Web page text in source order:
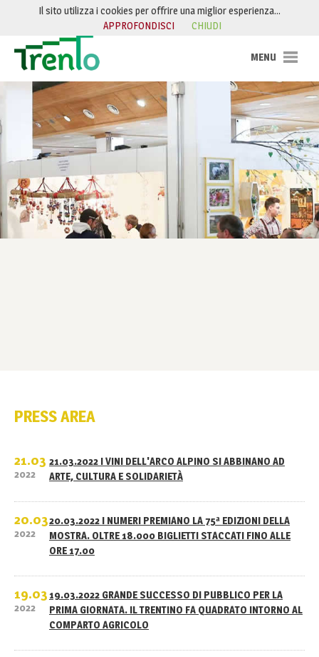
Salta al contenuto
PRESS AREA
21.03
2022
21.03.2022 I VINI DELL'ARCO ALPINO SI ABBINANO AD
ARTE, CULTURA E SOLIDARIETÀ
20.03
2022
20.03.2022 I NUMERI PREMIANO LA 75ª EDIZIONI DELLA
MOSTRA. OLTRE 18.000 BIGLIETTI STACCATI FINO ALLE
ORE 17.00
19.03
2022
19.03.2022 GRANDE SUCCESSO DI PUBBLICO PER LA
PRIMA GIORNATA. IL TRENTINO FA QUADRATO INTORNO AL
COMPARTO AGRICOLO
Il sito utilizza i cookies per offrire una miglior esperienza…
APPROFONDISCI
CHIUDI